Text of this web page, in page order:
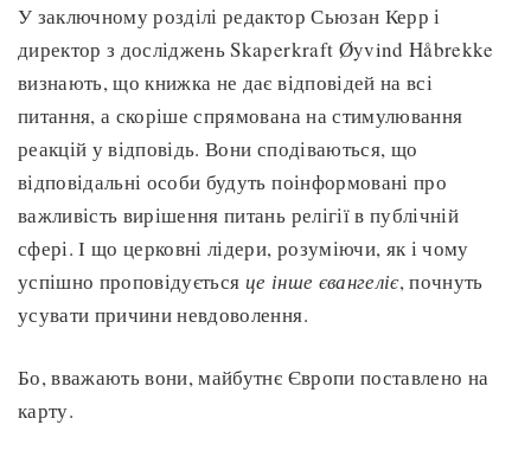
У заключному розділі редактор Сьюзан Керр і
директор з досліджень Skaperkraft Øyvind Håbrekke
визнають, що книжка не дає відповідей на всі
питання, а скоріше спрямована на стимулювання
реакцій у відповідь. Вони сподіваються, що
відповідальні особи будуть поінформовані про
важливість вирішення питань релігії в публічній
сфері. І що церковні лідери, розуміючи, як і чому
успішно проповідується це інше євангеліє, почнуть
усувати причини невдоволення.
Бо, вважають вони, майбутнє Європи поставлено на
карту.